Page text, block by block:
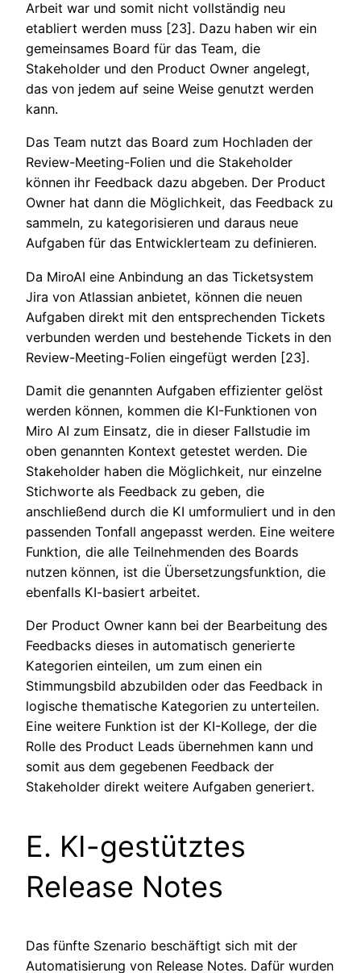
Arbeit war und somit nicht vollständig neu
etabliert werden muss [23]. Dazu haben wir ein
gemeinsames Board für das Team, die
Stakeholder und den Product Owner angelegt,
das von jedem auf seine Weise genutzt werden
kann.
Das Team nutzt das Board zum Hochladen der
Review-Meeting-Folien und die Stakeholder
können ihr Feedback dazu abgeben. Der Product
Owner hat dann die Möglichkeit, das Feedback zu
sammeln, zu kategorisieren und daraus neue
Aufgaben für das Entwicklerteam zu definieren.
Da MiroAI eine Anbindung an das Ticketsystem
Jira von Atlassian anbietet, können die neuen
Aufgaben direkt mit den entsprechenden Tickets
verbunden werden und bestehende Tickets in den
Review-Meeting-Folien eingefügt werden [23].
Damit die genannten Aufgaben effizienter gelöst
werden können, kommen die KI-Funktionen von
Miro AI zum Einsatz, die in dieser Fallstudie im
oben genannten Kontext getestet werden. Die
Stakeholder haben die Möglichkeit, nur einzelne
Stichworte als Feedback zu geben, die
anschließend durch die KI umformuliert und in den
passenden Tonfall angepasst werden. Eine weitere
Funktion, die alle Teilnehmenden des Boards
nutzen können, ist die Übersetzungsfunktion, die
ebenfalls KI-basiert arbeitet.
Der Product Owner kann bei der Bearbeitung des
Feedbacks dieses in automatisch generierte
Kategorien einteilen, um zum einen ein
Stimmungsbild abzubilden oder das Feedback in
logische thematische Kategorien zu unterteilen.
Eine weitere Funktion ist der KI-Kollege, der die
Rolle des Product Leads übernehmen kann und
somit aus dem gegebenen Feedback der
Stakeholder direkt weitere Aufgaben generiert.
E. KI-gestütztes
Release Notes
Das fünfte Szenario beschäftigt sich mit der
Automatisierung von Release Notes. Dafür wurden